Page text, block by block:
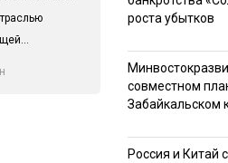
роста убытков
совместном
Забайкальском
Россия и Китай